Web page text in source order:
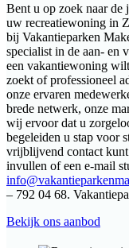
Bent u op zoek naar de
uw recreatiewoning in
bij Vakantieparken
specialist in de aan- en
een vakantiewoning
zoekt of professioneel
onze ervaren
brede netwerk, onze
wij ervoor dat u
begeleiden u stap voor
vrijblijvend contact
invullen of een e-mail
– 792 04 68.
Bekijk ons aanbod